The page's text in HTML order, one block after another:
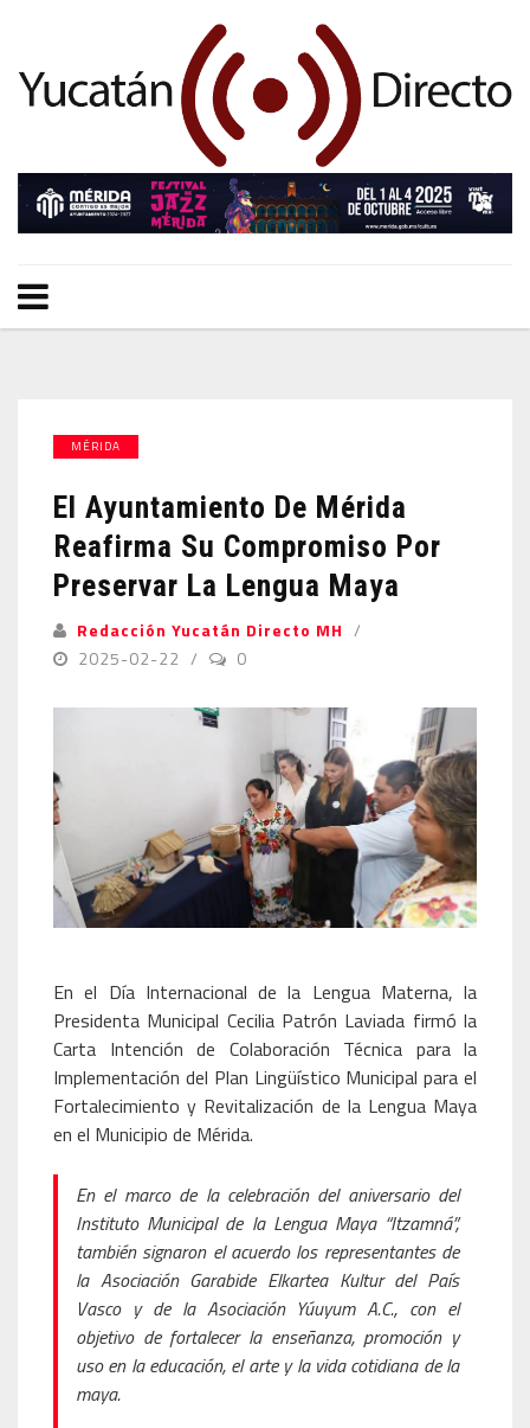
MÉRIDA
El Ayuntamiento De Mérida
Reafirma Su Compromiso Por
Preservar La Lengua Maya
Redacción Yucatán Directo MH
2025-02-22
0
En el Día Internacional de la Lengua Materna, la
Presidenta Municipal Cecilia Patrón Laviada firmó la
Carta Intención de Colaboración Técnica para la
Implementación del Plan Lingüístico Municipal para el
Fortalecimiento y Revitalización de la Lengua Maya
en el Municipio de Mérida.
En el marco de la celebración del aniversario del
Instituto Municipal de la Lengua Maya “Itzamná”,
también signaron el acuerdo los representantes de
la Asociación Garabide Elkartea Kultur del País
Vasco y de la Asociación Yúuyum A.C., con el
objetivo de fortalecer la enseñanza, promoción y
uso en la educación, el arte y la vida cotidiana de la
maya.